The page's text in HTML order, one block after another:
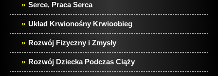
Serce, Praca Serca
Układ Krwionośny Krwioobieg
Rozwój Fizyczny i Zmysły
Rozwój Dziecka Podczas Ciąży